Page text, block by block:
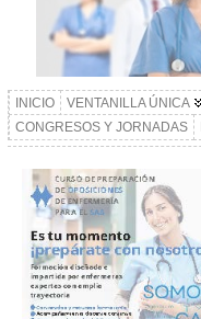
INICIO VENTANILLA ÚNICA
CONGRESOS Y JORNADAS